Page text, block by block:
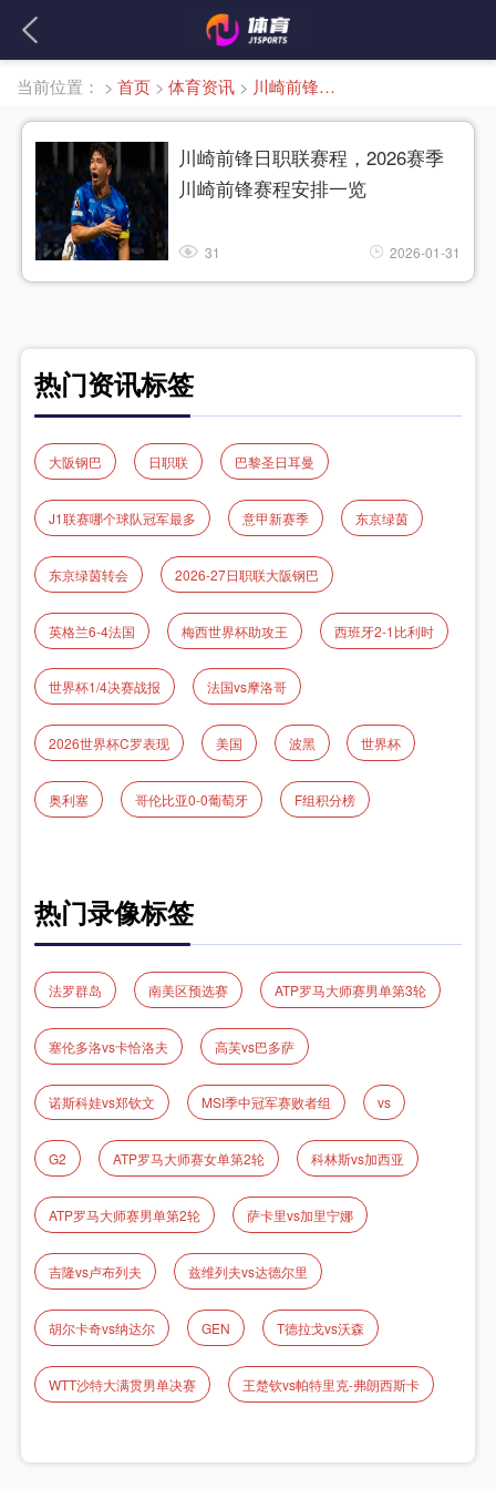
当前位置： > 首页 > 体育资讯 > 川崎前锋日职联赛程
川崎前锋日职联赛程，2026赛季
川崎前锋赛程安排一览
31 2026-01-31
热门资讯标签
大阪钢巴 日职联 巴黎圣日耳曼
J1联赛哪个球队冠军最多 意甲新赛季 东京绿茵
东京绿茵转会 2026-27日职联大阪钢巴
英格兰6-4法国 梅西世界杯助攻王 西班牙2-1比利时
世界杯1/4决赛战报 法国vs摩洛哥
2026世界杯C罗表现 美国 波黑 世界杯
奥利塞 哥伦比亚0-0葡萄牙 F组积分榜
热门录像标签
法罗群岛 南美区预选赛 ATP罗马大师赛男单第3轮
塞伦多洛vs卡恰洛夫 高芙vs巴多萨
诺斯科娃vs郑钦文 MSI季中冠军赛败者组 vs
G2 ATP罗马大师赛女单第2轮 科林斯vs加西亚
ATP罗马大师赛男单第2轮 萨卡里vs加里宁娜
吉隆vs卢布列夫 兹维列夫vs达德尔里
胡尔卡奇vs纳达尔 GEN T德拉戈vs沃森
WTT沙特大满贯男单决赛 王楚钦vs帕特里克-弗朗西斯卡